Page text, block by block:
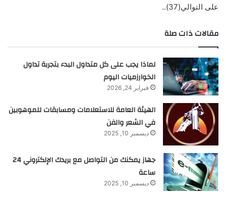
على التوالي(37)..
مقالات ذات صلة
لماذا يجب على كل متداول البدء بتجربة تداول
الخوارزميات اليوم
فبراير 24, 2026
الهيئة العامة للاستعلامات ومسابقات للموهوبين
في الشعر والفن
ديسمبر 10, 2025
جهاز يمكنك من التواصل مع بريدك الإلكتروني 24
ساعة
ديسمبر 10, 2025